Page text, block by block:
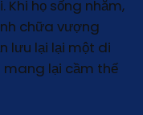
họ sống nhằm,
chữa vượng
lưu lại lại một di
lại cầm thế